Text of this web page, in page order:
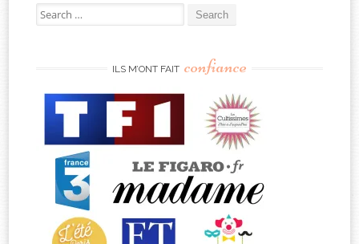
Search
for:
ILS M’ONT FAIT confiance